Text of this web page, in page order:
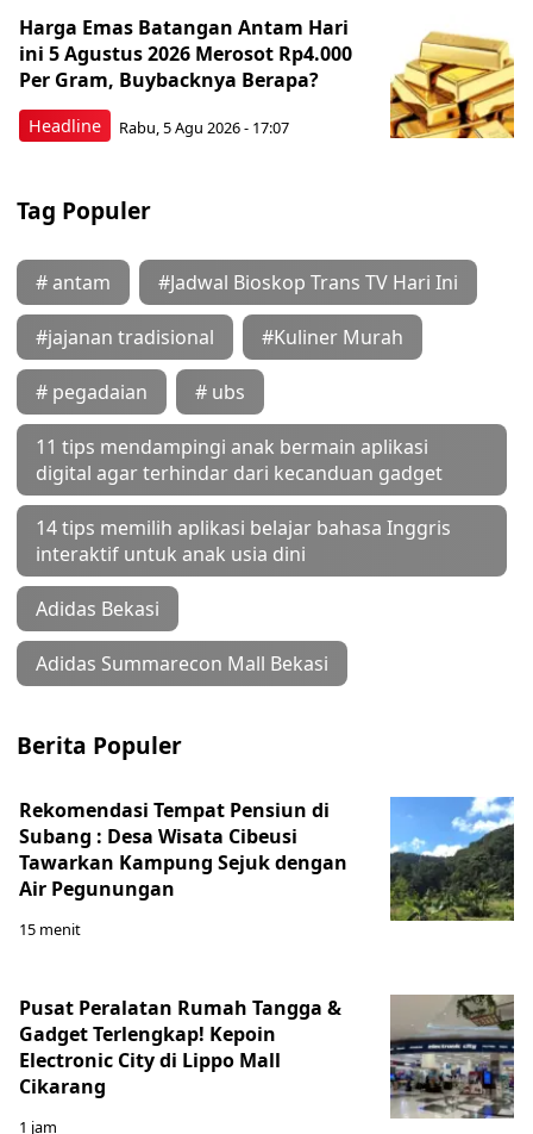
Headline
Harga Emas Batangan Antam Hari
ini 5 Agustus 2026 Merosot Rp4.000
Per Gram, Buybacknya Berapa?
Rabu, 5 Agu 2026 - 17:07
Tag Populer
# antam #Jadwal Bioskop Trans TV Hari Ini
#jajanan tradisional #Kuliner Murah
# pegadaian # ubs
11 tips mendampingi anak bermain aplikasi
digital agar terhindar dari kecanduan gadget
14 tips memilih aplikasi belajar bahasa Inggris
interaktif untuk anak usia dini
Adidas Bekasi
Adidas Summarecon Mall Bekasi
Berita Populer
Rekomendasi Tempat Pensiun di
Subang : Desa Wisata Cibeusi
Tawarkan Kampung Sejuk dengan
Air Pegunungan
15 menit
Pusat Peralatan Rumah Tangga &
Gadget Terlengkap! Kepoin
Electronic City di Lippo Mall
Cikarang
1 jam